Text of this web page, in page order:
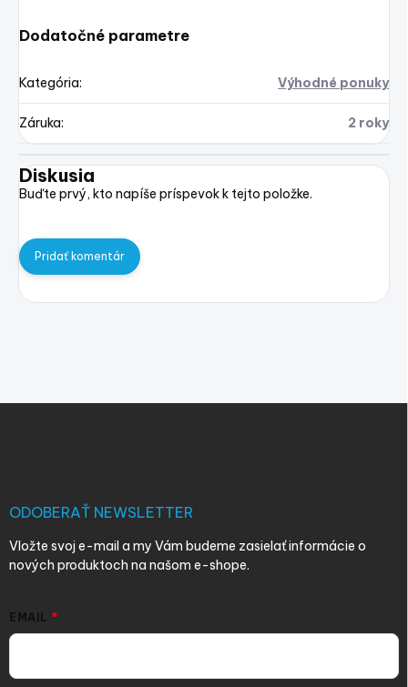
Dodatočné parametre
Kategória: Výhodné ponuky
Záruka: 2 roky
Diskusia
Buďte prvý, kto napíše príspevok k tejto položke.
Pridať komentár
ODOBERAŤ NEWSLETTER
Vložte svoj e-mail a my Vám budeme zasielať informácie o
nových produktoch na našom e-shope.
EMAIL